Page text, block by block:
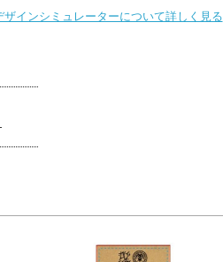
ザインシミュレーターについて詳しく見る